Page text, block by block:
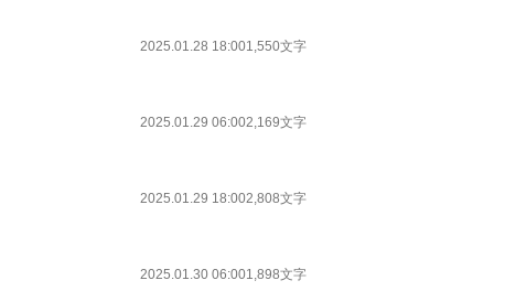
2025.01.28 18:001,550文字
2025.01.29 06:002,169文字
2025.01.29 18:002,808文字
2025.01.30 06:001,898文字